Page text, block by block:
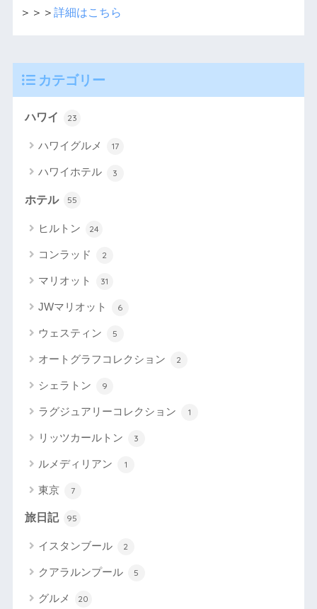
＞＞＞ 詳細はこちら
カテゴリー
ハワイ 23
ハワイグルメ 17
ハワイホテル 3
ホテル 55
ヒルトン 24
コンラッド 2
マリオット 31
JWマリオット 6
ウェスティン 5
オートグラフコレクション 2
シェラトン 9
ラグジュアリーコレクション 1
リッツカールトン 3
ルメディリアン 1
東京 7
旅日記 95
イスタンブール 2
クアラルンプール 5
グルメ 20